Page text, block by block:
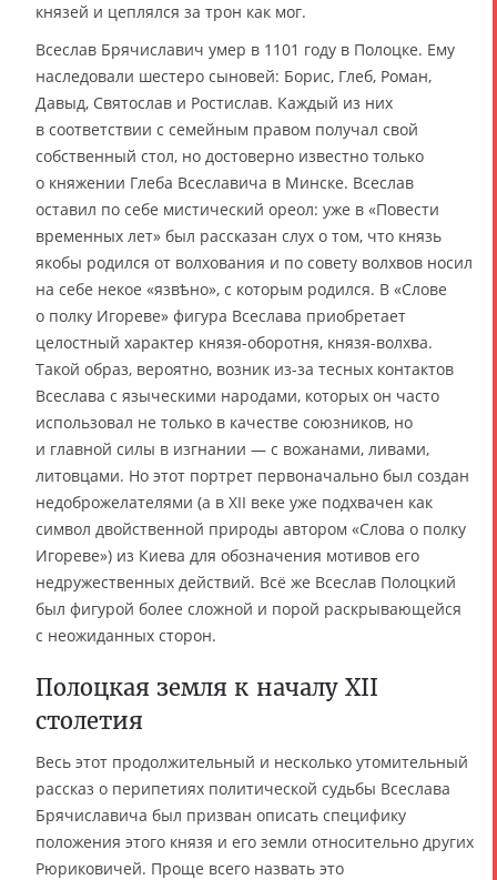
князей и цеплялся за трон как мог.
Всеслав Брячиславич умер в 1101 году в Полоцке. Ему
наследовали шестеро сыновей: Борис, Глеб, Роман,
Давыд, Святослав и Ростислав. Каждый из них
в соответствии с семейным правом получал свой
собственный стол, но достоверно известно только
о княжении Глеба Всеславича в Минске. Всеслав
оставил по себе мистический ореол: уже в «Повести
временных лет» был рассказан слух о том, что князь
якобы родился от волхования и по совету волхвов носил
на себе некое «язвѣно», с которым родился. В «Слове
о полку Игореве» фигура Всеслава приобретает
целостный характер князя-оборотня, князя-волхва.
Такой образ, вероятно, возник из-за тесных контактов
Всеслава с языческими народами, которых он часто
использовал не только в качестве союзников, но
и главной силы в изгнании — с вожанами, ливами,
литовцами. Но этот портрет первоначально был создан
недоброжелателями (а в XII веке уже подхвачен как
символ двойственной природы автором «Слова о полку
Игореве») из Киева для обозначения мотивов его
недружественных действий. Всё же Всеслав Полоцкий
был фигурой более сложной и порой раскрывающейся
с неожиданных сторон.
Полоцкая земля к началу XII
столетия
Весь этот продолжительный и несколько утомительный
рассказ о перипетиях политической судьбы Всеслава
Брячиславича был призван описать специфику
положения этого князя и его земли относительно других
Рюриковичей. Проще всего назвать это